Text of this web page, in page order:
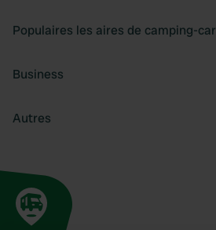
Populaires les aires de camping-car
Business
Autres